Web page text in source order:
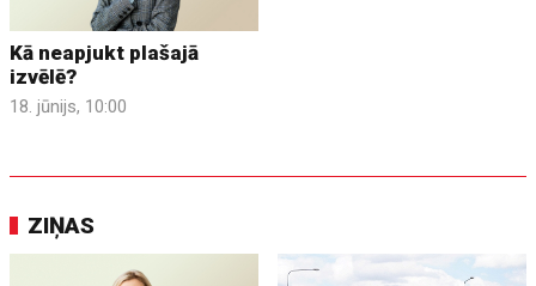
Kā neapjukt plašajā
izvēlē?
18. jūnijs, 10:00
ZIŅAS